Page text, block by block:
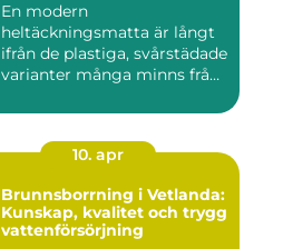
En modern
heltäckningsmatta är långt
ifrån de plastiga, svårstädade
varianter många minns från
10. apr
Brunnsborrning i Vetlanda:
Kunskap, kvalitet och trygg
vattenförsörjning